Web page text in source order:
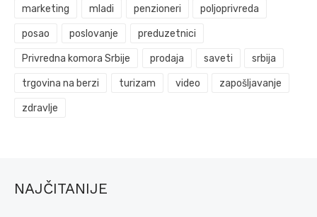
marketing mladi penzioneri poljoprivreda
posao poslovanje preduzetnici
Privredna komora Srbije prodaja saveti srbija
trgovina na berzi turizam video zapošljavanje
zdravlje
NAJČITANIJE